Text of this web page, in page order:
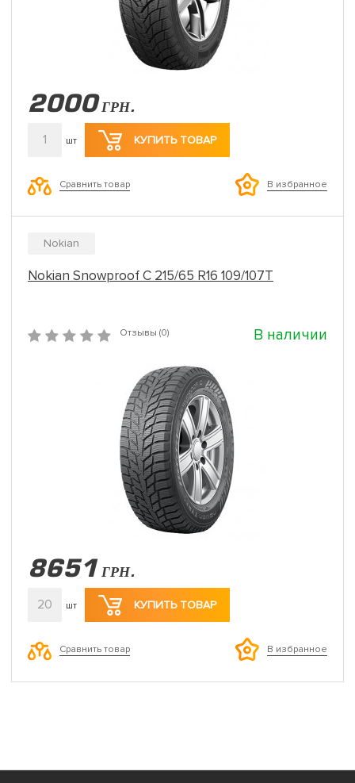
2000 ГРН.
1 шт КУПИТЬ ТОВАР
Сравнить товар В избранное
Nokian
Nokian Snowproof C 215/65 R16 109/107T
Отзывы (0) В наличии
8651 ГРН.
20 шт КУПИТЬ ТОВАР
Сравнить товар В избранное